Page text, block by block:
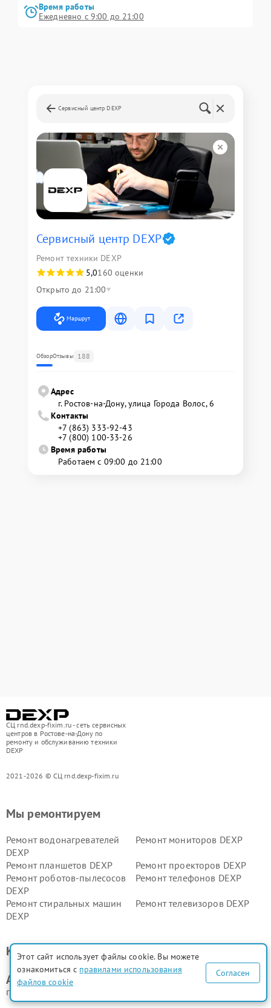
Время работы
Ежедневно с 9:00 до 21:00
Сервисный центр DEXP
Сервисный центр DEXP
Ремонт техники DEXP
5,0160 оценки
Открыто до 21:00
Маршрут
ОбзорОтзывы 188
Адрес
г. Ростов-на-Дону, улица Города Волос, 6
Контакты
+7 (863) 333-92-43
+7 (800) 100-33-26
Время работы
Работаем с 09:00 до 21:00
СЦ rnd.dexp-fixim.ru - сеть сервисных
центров в Ростове-на-Дону по
ремонту и обслуживанию техники
DEXP
2021-2026 © СЦ rnd.dexp-fixim.ru
Мы ремонтируем
Ремонт водонагревателей
DEXP
Ремонт мониторов DEXP
Ремонт планшетов DEXP
Ремонт проекторов DEXP
Ремонт роботов-пылесосов
DEXP
Ремонт телефонов DEXP
Ремонт стиральных машин
DEXP
Ремонт телевизоров DEXP
DEXP
Ремонт серверов DEXP
Ремонт мини пк DEXP
Контакты сервис центра
Адрес сервисного центра DEXP:
г. Ростов-на-Дону, улица Города Волос, 6
Этот сайт использует файлы cookie. Вы можете
ознакомиться с правилами использования
файлов cookie
Согласен